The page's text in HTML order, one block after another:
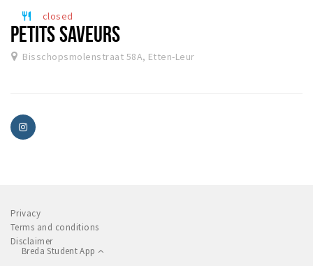
restaurant closed
PETITS SAVEURS
Bisschopsmolenstraat 58A, Etten-Leur
Privacy
Terms and conditions
Disclaimer
Breda Student App